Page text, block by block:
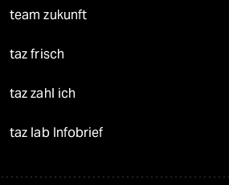
team zukunft
taz frisch
taz zahl ich
taz lab Infobrief